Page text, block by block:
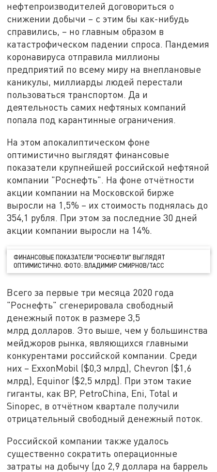
нефтепроизводителей договориться о
снижении добычи – с этим бы как-нибудь
справились, – но главным образом в
катастрофическом падении спроса. Пандемия
коронавируса отправила миллионы
предприятий по всему миру на внеплановые
каникулы, миллиарды людей перестали
пользоваться транспортом. Да и
деятельность самих нефтяных компаний
попала под карантинные ограничения.
На этом апокалиптическом фоне
оптимистично выглядят финансовые
показатели крупнейшей российской нефтяной
компании "Роснефть". На фоне отчётности
акции компании на Московской бирже
выросли на 1,5% – их стоимость поднялась до
354,1 рубля. При этом за последние 30 дней
акции компании выросли на 14%.
ФИНАНСОВЫЕ ПОКАЗАТЕЛИ "РОСНЕФТИ" ВЫГЛЯДЯТ
ОПТИМИСТИЧНО. ФОТО: ВЛАДИМИР СМИРНОВ/ТАСС
Всего за первые три месяца 2020 года
"Роснефть" сгенерировала свободный
денежный поток в размере 3,5
млрд долларов. Это выше, чем у большинства
мейджоров рынка, являющихся главными
конкурентами российской компании. Среди
них – ExxonMobil ($0,3 млрд), Chevron ($1,6
млрд), Equinor ($2,5 млрд). При этом такие
гиганты, как BP, PetroChina, Eni, Total и
Sinopec, в отчётном квартале получили
отрицательный свободный денежный поток.
Российской компании также удалось
существенно сократить операционные
затраты на добычу (до 2,9 доллара на баррель